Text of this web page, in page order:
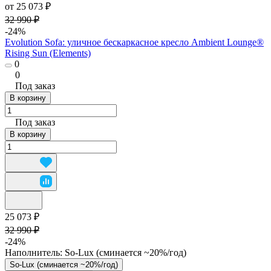
от 25 073 ₽
32 990 ₽
-24%
Evolution Sofa: уличное бескаркасное кресло Ambient Lounge®
Rising Sun (Elements)
0
0
Под заказ
В корзину
Под заказ
В корзину
25 073 ₽
32 990 ₽
-24%
Наполнитель: So-Lux (cминается ~20%/год)
So-Lux (cминается ~20%/год)